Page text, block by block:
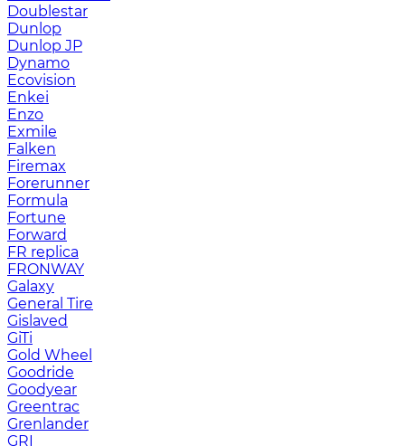
Doublestar
Dunlop
Dunlop JP
Dynamo
Ecovision
Enkei
Enzo
Exmile
Falken
Firemax
Forerunner
Formula
Fortune
Forward
FR replica
FRONWAY
Galaxy
General Tire
Gislaved
GiTi
Gold Wheel
Goodride
Goodyear
Greentrac
Grenlander
GRI